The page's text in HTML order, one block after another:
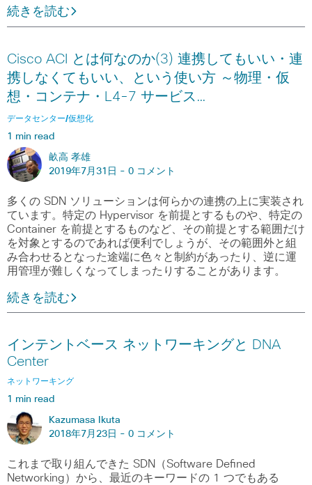
続きを読む
Cisco ACI とは何なのか(3) 連携してもいい・連
携しなくてもいい、という使い方 ～物理・仮
想・コンテナ・L4-7 サービス…
データセンター/仮想化
1 min read
畝高 孝雄
2019年7月31日 - 0 コメント
多くの SDN ソリューションは何らかの連携の上に実装され
ています。特定の Hypervisor を前提とするものや、特定の
Container を前提とするものなど、その前提とする範囲だけ
を対象とするのであれば便利でしょうが、その範囲外と組
み合わせるとなった途端に色々と制約があったり、逆に運
用管理が難しくなってしまったりすることがあります。
続きを読む
インテントベース ネットワーキングと DNA
Center
ネットワーキング
1 min read
Kazumasa Ikuta
2018年7月23日 - 0 コメント
これまで取り組んできた SDN（Software Defined
Networking）から、最近のキーワードの 1 つでもある